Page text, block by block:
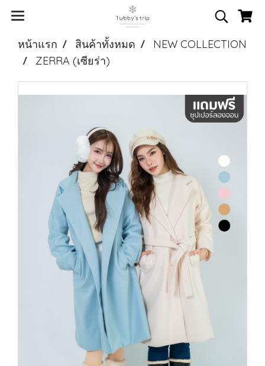
หน้าแรก สินค้าทั้งหมด
NEW COLLECTION
ZERRA (เซียร่า)